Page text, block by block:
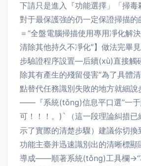
下請只是進入『功能選擇」「掃毒
對于最保護強的仍一定保證掃描的
＝“全盤電腦掃描使用專用凈化解
清除其他持久不凈化”】做法完畢
步驗證程序設置—后續(xù)直接觸
除其有產生的殘留侵害”為了具體
點替代任務識別失敗的地方就細說
——『系統(tǒng)信息平口選’’一
可！！！。) `
（這一段理論糾措
示了實際的清楚步驟）建議你切換
功能主臺并迅速識別出的清晰標顯
導成——順著系統(tǒng)工具欄->“